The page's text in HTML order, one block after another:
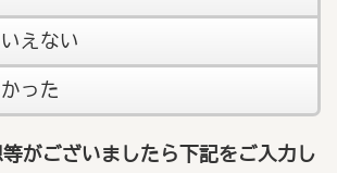
えない
った
がございましたら下記をご入力し